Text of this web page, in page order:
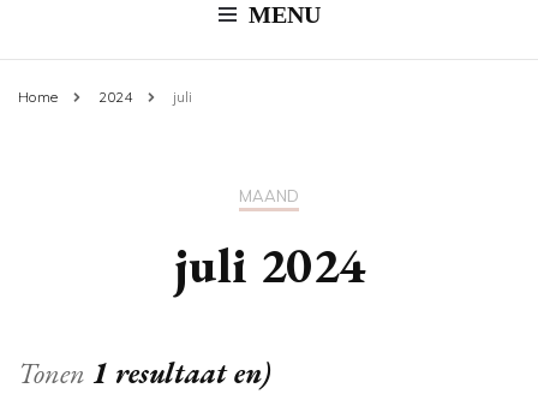
MENU
Home 2024 juli
MAAND
juli 2024
Tonen 1 resultaat en)